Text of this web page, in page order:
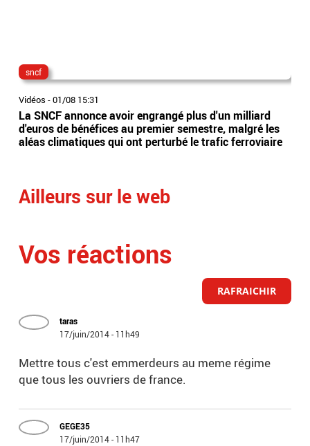
sncf
Vidéos -01/08 15:31
La SNCF annonce avoir engrangé plus d'un milliard
d'euros de bénéfices au premier semestre, malgré les
aléas climatiques qui ont perturbé le trafic ferroviaire
Ailleurs sur le web
Vos réactions
RAFRAICHIR
taras
17/juin/2014 - 11h49
Mettre tous c'est emmerdeurs au meme régime
que tous les ouvriers de france.
GEGE35
17/juin/2014 - 11h47